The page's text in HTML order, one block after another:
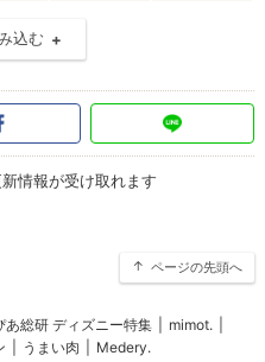
込む
情報が受け取れます
ページの先頭へ
あ総研 ディズニー特集 mimot.
うまい肉 Medery.